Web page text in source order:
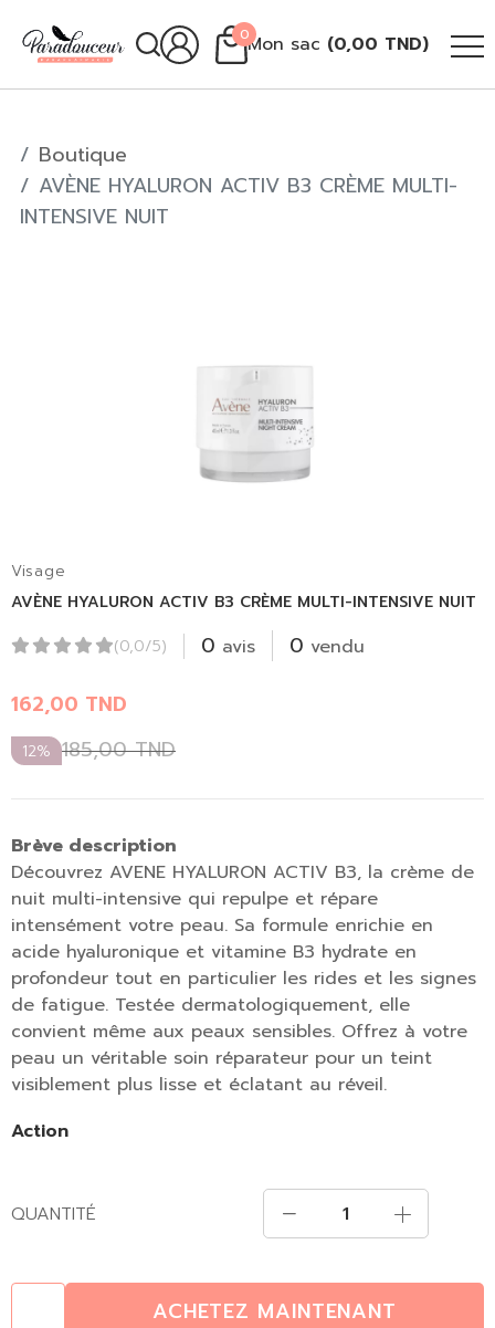
0Mon sac (0,00 TND)
Boutique
AVÈNE HYALURON ACTIV B3 CRÈME MULTI-
INTENSIVE NUIT
Visage
AVÈNE HYALURON ACTIV B3 CRÈME MULTI-INTENSIVE NUIT
(0,0/5)
0 avis 0 vendu
162,00 TND
12% 185,00TND
Brève description
Découvrez AVENE HYALURON ACTIV B3, la crème de
nuit multi-intensive qui repulpe et répare
intensément votre peau. Sa formule enrichie en
acide hyaluronique et vitamine B3 hydrate en
profondeur tout en particulier les rides et les signes
de fatigue. Testée dermatologiquement, elle
convient même aux peaux sensibles. Offrez à votre
peau un véritable soin réparateur pour un teint
visiblement plus lisse et éclatant au réveil.
Action
QUANTITÉ
ACHETEZ MAINTENANT